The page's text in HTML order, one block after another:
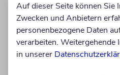
NAHOST
Ugandas
Auf dieser Seite können Sie
Zwecken und Anbietern
personenbezogene Daten
verarbeiten. Weitergehende
in unserer